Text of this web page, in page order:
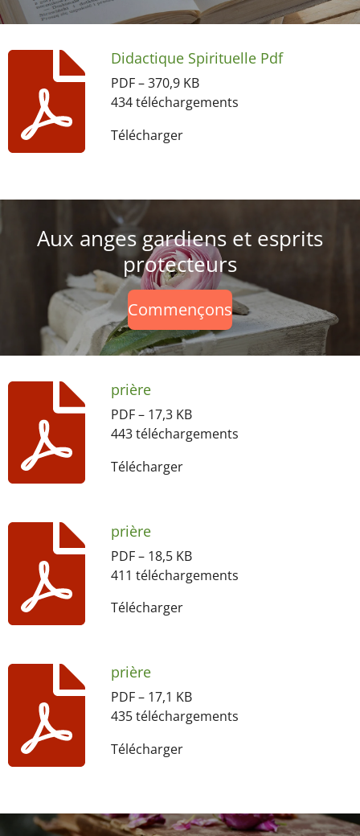
Didactique Spirituelle Pdf
PDF – 370,9 KB
434 téléchargements
Télécharger
Aux anges gardiens et esprits
protecteurs
Commençons
prière
PDF – 17,3 KB
443 téléchargements
Télécharger
prière
PDF – 18,5 KB
411 téléchargements
Télécharger
prière
PDF – 17,1 KB
435 téléchargements
Télécharger